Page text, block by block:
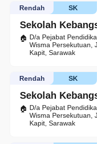
Sekolah
SK
Rendah
D/a Pejabat
Wisma Persekutuan,
Kapit, Sarawak
Sekolah
SK
Rendah
D/a Pejabat
Wisma Persekutuan,
Kapit, Sarawak